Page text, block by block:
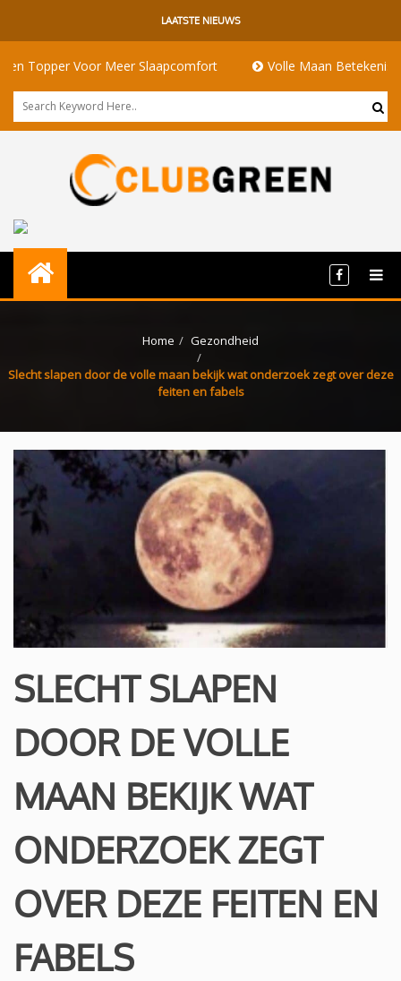
LAATSTE NIEUWS
Meer Slaapcomfort Volle Maan Betekenis: Energie,
Home Gezondheid
Slecht slapen door de volle maan bekijk wat onderzoek zegt over deze
feiten en fabels
SLECHT SLAPEN
DOOR DE VOLLE
MAAN BEKIJK WAT
ONDERZOEK ZEGT
OVER DEZE FEITEN EN
FABELS